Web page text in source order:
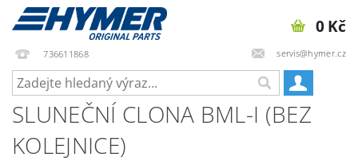
736611868 servis@hymer.cz
0 Kč
SLUNEČNÍ CLONA BML-I (BEZ
KOLEJNICE)